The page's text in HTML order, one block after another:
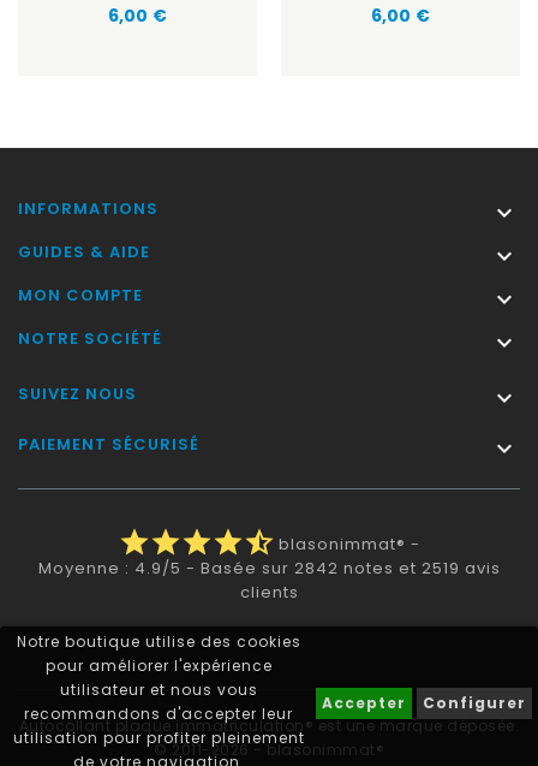
Notre boutique utilise des cookies
pour améliorer l'expérience
utilisateur et nous vous
recommandons d'accepter leur
utilisation pour profiter pleinement
de votre navigation.
Accepter Configurer
Prix
6,00 € Prix
6,00 €
INFORMATIONS 
GUIDES & AIDE 
MON COMPTE 
NOTRE SOCIÉTÉ 
SUIVEZ NOUS 
PAIEMENT SÉCURISÉ 
starstarstarstarstar_half blasonimmat® -
Moyenne : 4.9/5 - Basée sur 2842 notes et 2519 avis
clients
Autocollant plaque immatriculation® est une marque déposée.
© 2011-2026 - blasonimmat®